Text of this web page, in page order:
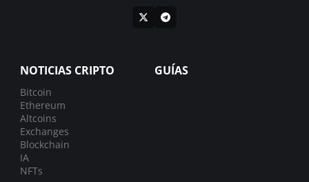
NOTICIAS CRIPTO
Bitcoin
Ethereum
Altcoins
Exchanges
Blockchain
IA
NFTs
GUÍAS